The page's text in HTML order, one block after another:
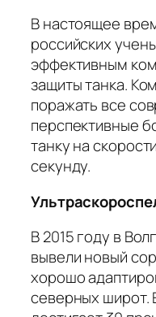
В настоящее
российских
эффективным
защиты танка.
поражать все
перспективные
танку на
секунду.
В 2015 году в
вывели новый
хорошо
северных широт.